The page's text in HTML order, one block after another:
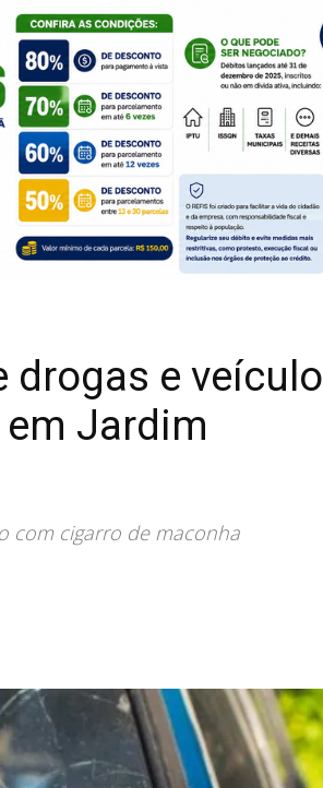
drogas e veículo
Jardim
com cigarro de maconha